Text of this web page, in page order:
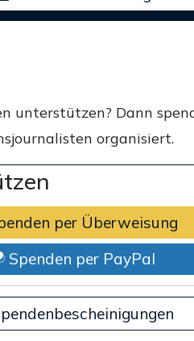
Dann
organisiert.
per Überweisung
Spenden per PayPal